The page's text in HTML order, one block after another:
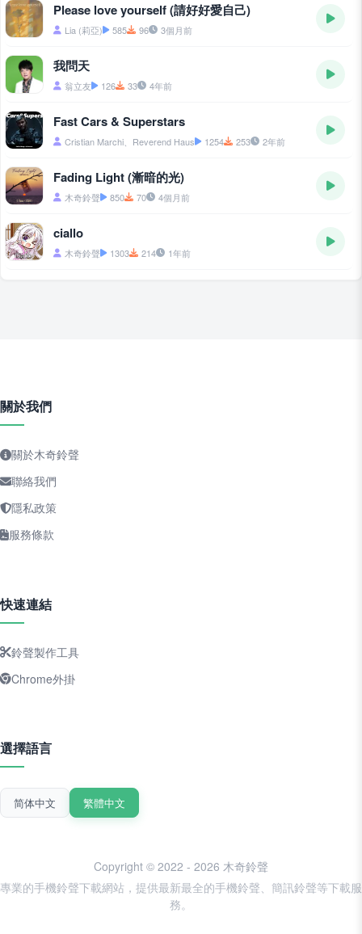
Please love yourself (請好好愛自己)
Lia (莉亞) 585 96 3個月前
我問天
翁立友 126 33 4年前
Fast Cars & Superstars
Cristian Marchi、Reverend Haus 1254 253 2年前
Fading Light (漸暗的光)
木奇鈴聲 850 70 4個月前
ciallo
木奇鈴聲 1303 214 1年前
關於我們
關於木奇鈴聲
聯絡我們
隱私政策
服務條款
快速連結
鈴聲製作工具
Chrome外掛
選擇語言
简体中文 繁體中文
Copyright © 2022 - 2026 木奇鈴聲
專業的手機鈴聲下載網站，提供最新最全的手機鈴聲、簡訊鈴聲等下載服
務。